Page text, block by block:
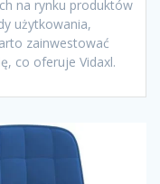
na rynku produktów
użytkowania,
zainwestować
co oferuje Vidaxl.